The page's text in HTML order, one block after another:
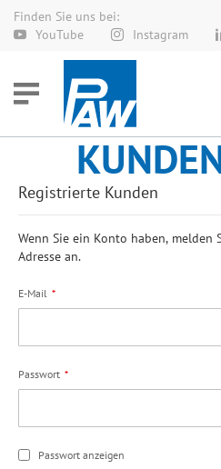
Finden Sie uns bei:
YouTube
Instagram
Direkt
Registrierte Kunden
Wenn Sie ein Konto haben, melden
Adresse an.
E-Mail
Passwort
Passwort anzeigen